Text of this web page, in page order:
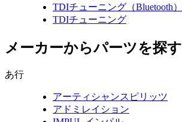
TDIチューニング（Bluetooth）
TDIチューニング
メーカーからパーツを探す
あ行
アーティシャンスピリッツ
アドミレイション